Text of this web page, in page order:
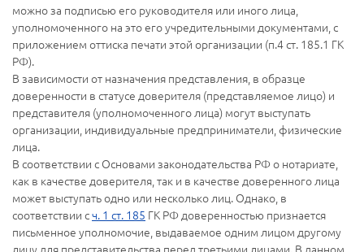
можно за подписью его руководителя или иного лица,
уполномоченного на это его учредительными документами, с
приложением оттиска печати этой организации (п.4 ст. 185.1 ГК
РФ).
В зависимости от назначения представления, в образце
доверенности в статусе доверителя (представляемое лицо) и
представителя (уполномоченного лица) могут выступать
организации, индивидуальные предприниматели, физические
лица.
В соответствии с Основами законодательства РФ о нотариате,
как в качестве доверителя, так и в качестве доверенного лица
может выступать одно или несколько лиц. Однако, в
соответствии сч. 1 ст. 185 ГК РФ доверенностью признается
письменное уполномочие, выдаваемое одним лицом другому
лицу для представительства перед третьими лицами. В данном